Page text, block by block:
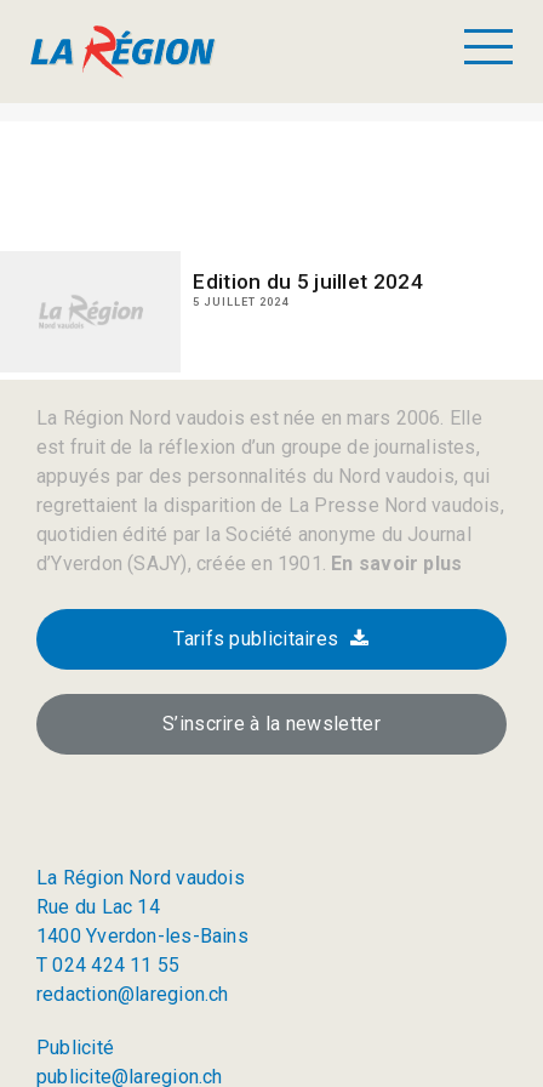
Edition du 5 juillet 2024
5 JUILLET 2024
La Région Nord vaudois est née en mars 2006. Elle
est fruit de la réflexion d’un groupe de journalistes,
appuyés par des personnalités du Nord vaudois, qui
regrettaient la disparition de La Presse Nord vaudois,
quotidien édité par la Société anonyme du Journal
d’Yverdon (SAJY), créée en 1901. En savoir plus
Tarifs publicitaires
S’inscrire à la newsletter
La Région Nord vaudois
Rue du Lac 14
1400 Yverdon-les-Bains
T 024 424 11 55
redaction@laregion.ch
Publicité
publicite@laregion.ch